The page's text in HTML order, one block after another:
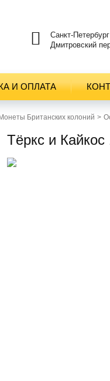
Санкт-Петербург
Дмитровский
И ОПЛАТА
Монеты Британских колоний
Тёркс и Кайкос